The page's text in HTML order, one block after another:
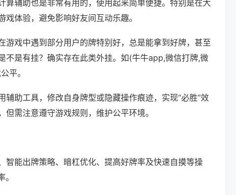
算辅助也是非常有用的，使用起来简单便捷。特别是在大
体验，避免影响好友间互动乐趣。
游戏中遇到部分用户的牌特别好，总是能拿到好牌，甚至
不是有挂？确实存在此类外挂。如(牛牛app,微信打牌,微
平。
辅助工具，修改自身牌型或隐藏操作痕迹，实现“必胜”效
需注意遵守游戏规则，维护公平环境。
智能出牌策略、暗杠优化、提高好牌率及快速自摸等操